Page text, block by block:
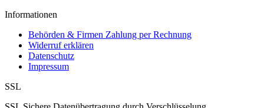
Informationen
Behörden & Firmen Zahlung per Rechnung
Widerruf erklären
Datenschutz
Impressum
SSL